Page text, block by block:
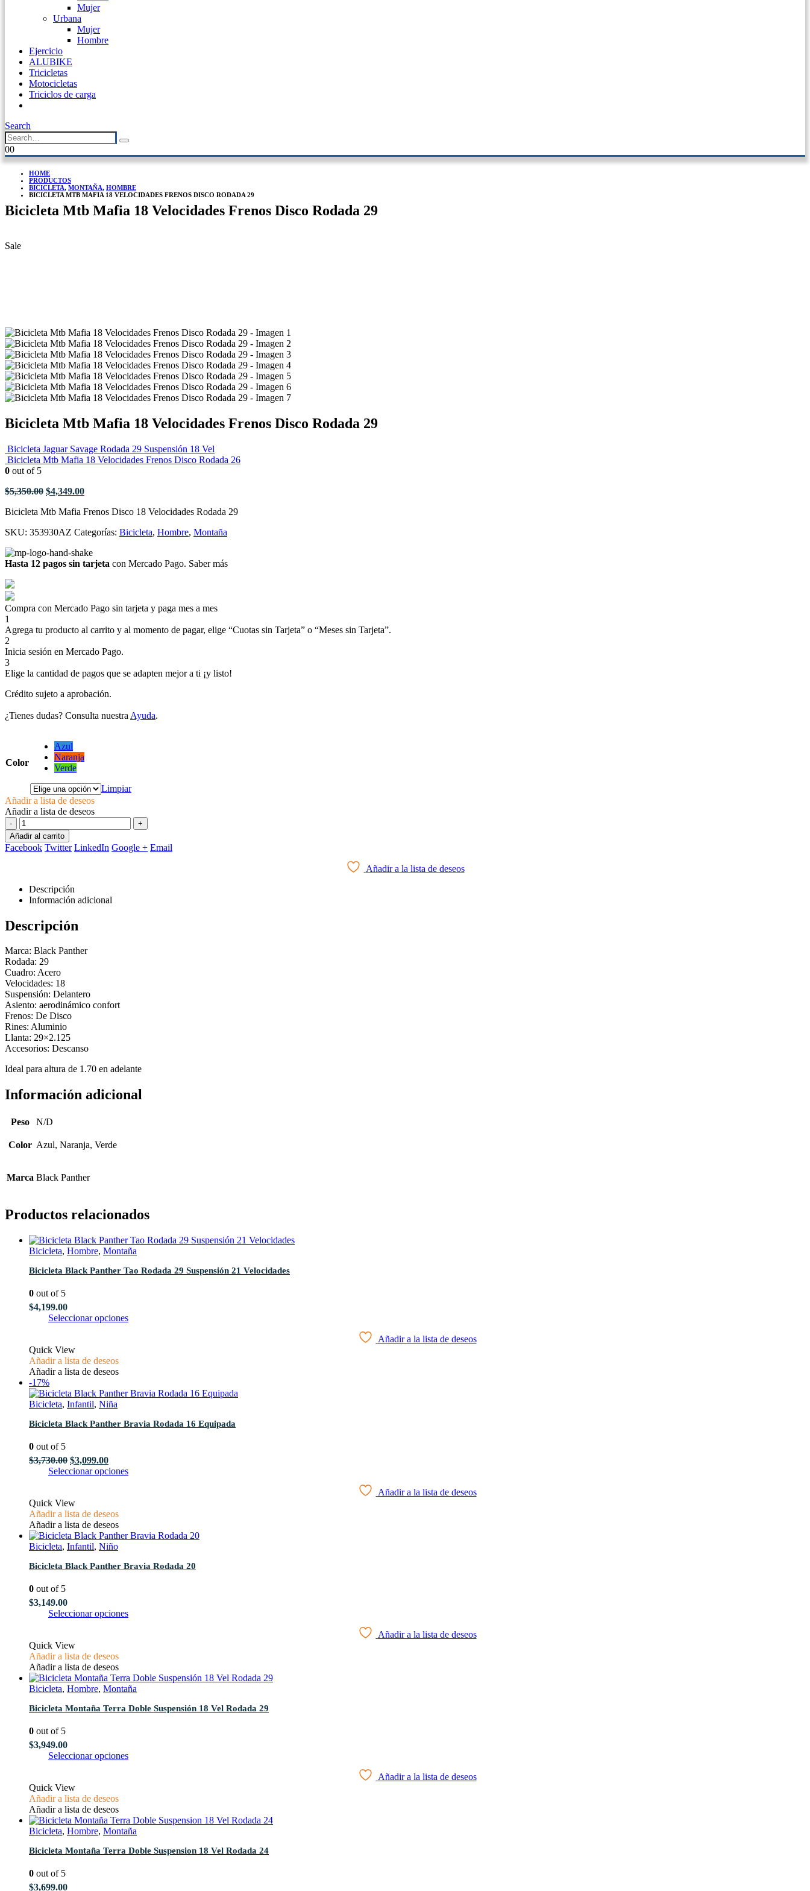
Mujer
Urbana
Mujer
Hombre
Ejercicio
ALUBIKE
Tricicletas
Motocicletas
Triciclos de carga
Search
00
HOME
PRODUCTOS
BICICLETA, MONTAÑA, HOMBRE
BICICLETA MTB MAFIA 18 VELOCIDADES FRENOS DISCO RODADA 29
Bicicleta Mtb Mafia 18 Velocidades Frenos Disco Rodada 29
Sale
Bicicleta Mtb Mafia 18 Velocidades Frenos Disco Rodada 29
Bicicleta Jaguar Savage Rodada 29 Suspensión 18 Vel
Bicicleta Mtb Mafia 18 Velocidades Frenos Disco Rodada 26
0 out of 5
$5,350.00 El
original
$5,350.00.
$4,349.00El
actual
$4,349.00.
Bicicleta Mtb Mafia Frenos Disco 18 Velocidades Rodada 29
SKU: 353930AZ Categorías: Bicicleta, Hombre, Montaña
Hasta 12 pagos sin tarjeta con Mercado Pago. Saber más
Compra con Mercado Pago sin tarjeta y paga mes a mes
1
Agrega tu producto al carrito y al momento de pagar, elige “Cuotas sin Tarjeta” o “Meses sin Tarjeta”.
2
Inicia sesión en Mercado Pago.
3
Elige la cantidad de pagos que se adapten mejor a ti ¡y listo!
Crédito sujeto a aprobación.
¿Tienes dudas? Consulta nuestra Ayuda.
Color
Azul
Naranja
Verde
Limpiar
Añadir a lista de deseos
Añadir a lista de deseos
-
+
Añadir al carrito
Facebook Twitter LinkedIn Google + Email
Añadir a la lista de deseos
Descripción
Información adicional
Descripción
Marca: Black Panther
Rodada: 29
Cuadro: Acero
Velocidades: 18
Suspensión: Delantero
Asiento: aerodinámico confort
Frenos: De Disco
Rines: Aluminio
Llanta: 29×2.125
Accesorios: Descanso
Ideal para altura de 1.70 en adelante
Información adicional
Peso N/D
Color Azul, Naranja, Verde
Marca Black Panther
Productos relacionados
Bicicleta, Hombre, Montaña
Bicicleta Black Panther Tao Rodada 29 Suspensión 21 Velocidades
0 out of 5
$4,199.00
Seleccionar opciones
se
en
Añadir a la lista de deseos
Quick View
Añadir a lista de deseos
Añadir a lista de deseos
-17%
Bicicleta, Infantil, Niña
Bicicleta Black Panther Bravia Rodada 16 Equipada
0 out of 5
$3,730.00 El
precio
$3,730.00.
$3,099.00El
precio
Seleccionar opciones
opciones
elegir
Añadir a la lista de deseos
Quick View
Añadir a lista de deseos
Añadir a lista de deseos
Bicicleta, Infantil, Niño
Bicicleta Black Panther Bravia Rodada 20
0 out of 5
$3,149.00
Seleccionar opciones
opciones
elegir
Añadir a la lista de deseos
Quick View
Añadir a lista de deseos
Añadir a lista de deseos
Bicicleta, Hombre, Montaña
Bicicleta Montaña Terra Doble Suspensión 18 Vel Rodada 29
0 out of 5
$3,949.00
Seleccionar opciones
opciones
elegir
Añadir a la lista de deseos
Quick View
Añadir a lista de deseos
Añadir a lista de deseos
Bicicleta, Hombre, Montaña
Bicicleta Montaña Terra Doble Suspension 18 Vel Rodada 24
0 out of 5
$3,699.00